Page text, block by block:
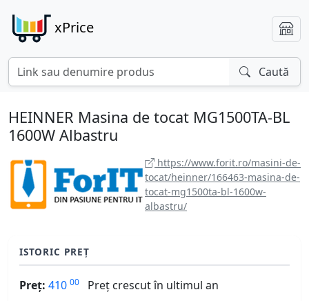
xPrice
Caută
HEINNER Masina de tocat MG1500TA-BL
1600W Albastru
https://www.forit.ro/masini-de-
tocat/heinner/166463-masina-de-
tocat-mg1500ta-bl-1600w-
albastru/
ISTORIC PREȚ
Preț: 410 00
Preț crescut în ultimul an